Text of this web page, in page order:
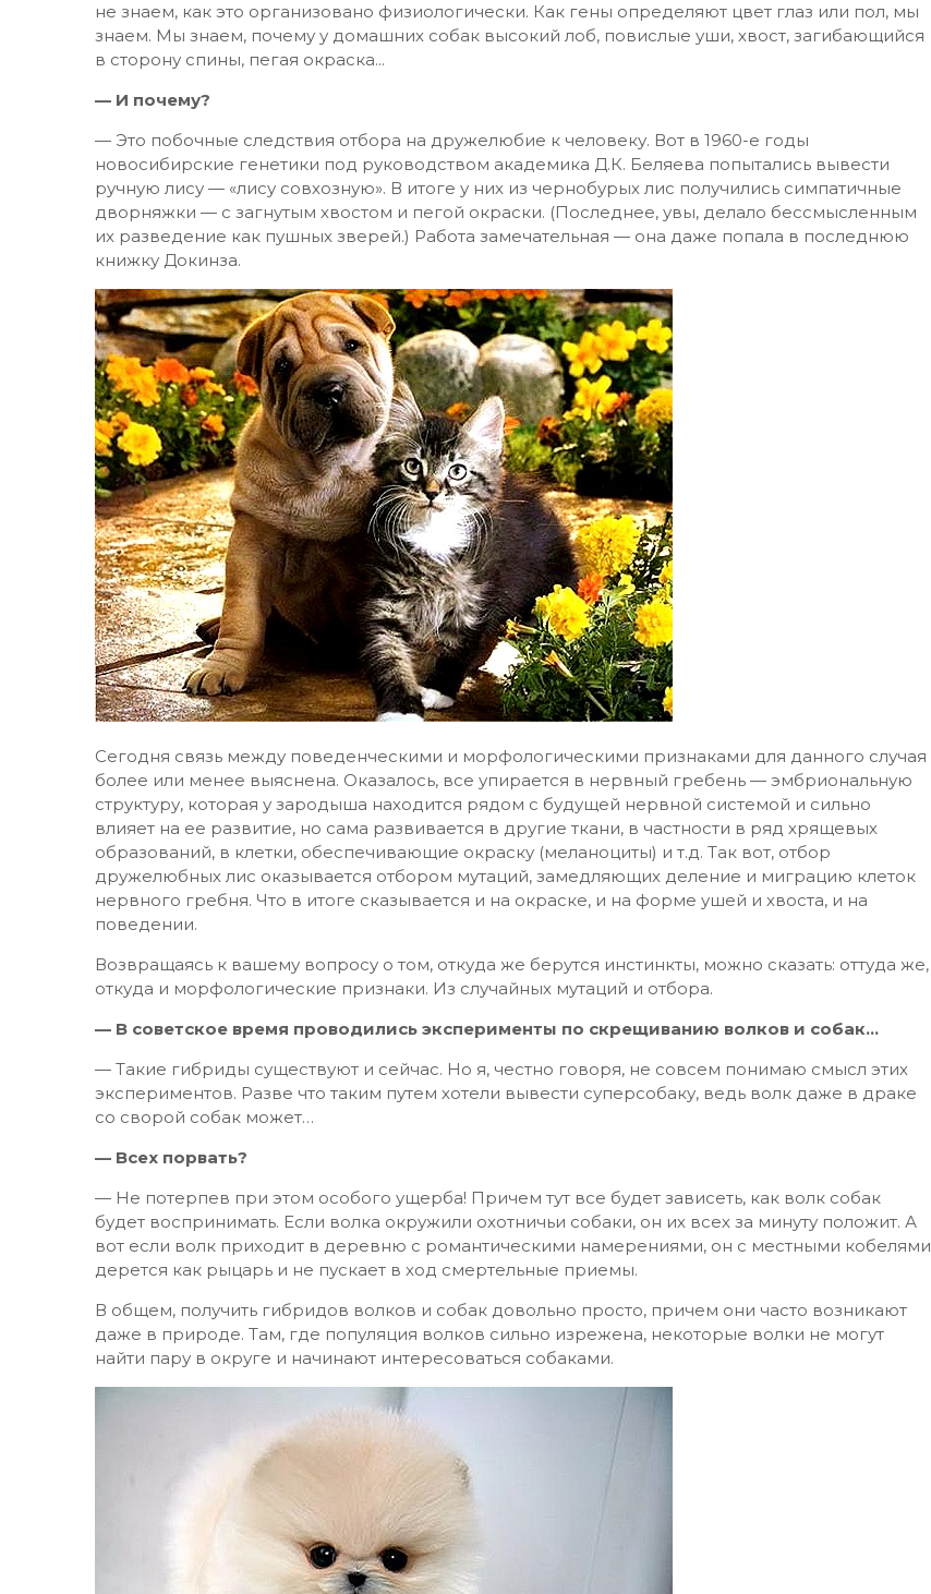
не знаем, как это организовано физиологически. Как гены определяют цвет глаз или пол, мы
знаем. Мы знаем, почему у домашних собак высокий лоб, повислые уши, хвост, загибающийся
в сторону спины, пегая окраска...
— И почему?
— Это побочные следствия отбора на дружелюбие к человеку. Вот в 1960-е годы
новосибирские генетики под руководством академика Д.К. Беляева попытались вывести
ручную лису — «лису совхозную». В итоге у них из чернобурых лис получились симпатичные
дворняжки — с загнутым хвостом и пегой окраски. (Последнее, увы, делало бессмысленным
их разведение как пушных зверей.) Работа замечательная — она даже попала в последнюю
книжку Докинза.
Сегодня связь между поведенческими и морфологическими признаками для данного случая
более или менее выяснена. Оказалось, все упирается в нервный гребень — эмбриональную
структуру, которая у зародыша находится рядом с будущей нервной системой и сильно
влияет на ее развитие, но сама развивается в другие ткани, в частности в ряд хрящевых
образований, в клетки, обеспечивающие окраску (меланоциты) и т.д. Так вот, отбор
дружелюбных лис оказывается отбором мутаций, замедляющих деление и миграцию клеток
нервного гребня. Что в итоге сказывается и на окраске, и на форме ушей и хвоста, и на
поведении.
Возвращаясь к вашему вопросу о том, откуда же берутся инстинкты, можно сказать: оттуда же,
откуда и морфологические признаки. Из случайных мутаций и отбора.
— В советское время проводились эксперименты по скрещиванию волков и собак…
— Такие гибриды существуют и сейчас. Но я, честно говоря, не совсем понимаю смысл этих
экспериментов. Разве что таким путем хотели вывести суперсобаку, ведь волк даже в драке
со сворой собак может…
— Всех порвать?
— Не потерпев при этом особого ущерба! Причем тут все будет зависеть, как волк собак
будет воспринимать. Если волка окружили охотничьи собаки, он их всех за минуту положит. А
вот если волк приходит в деревню с романтическими намерениями, он с местными кобелями
дерется как рыцарь и не пускает в ход смертельные приемы.
В общем, получить гибридов волков и собак довольно просто, причем они часто возникают
даже в природе. Там, где популяция волков сильно изрежена, некоторые волки не могут
найти пару в округе и начинают интересоваться собаками.